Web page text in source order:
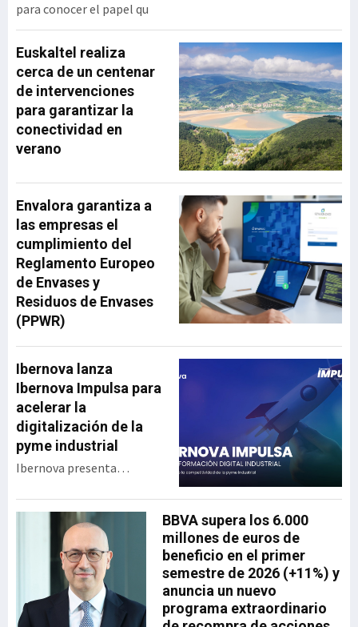
BBVA supera los 6.000
millones de euros de
beneficio en el primer
semestre de 2026 (+11%) y
anuncia un nuevo
programa extraordinario
para conocer el papel qu
Euskaltel realiza
cerca de un centenar
de intervenciones
para garantizar la
conectividad en
verano
Envalora garantiza a
las empresas el
cumplimiento del
Reglamento Europeo
de Envases y
Residuos de Envases
(PPWR)
Ibernova lanza
Ibernova Impulsa para
acelerar la
digitalización de la
pyme industrial
Ibernova presenta
programa de apoyo a la
transformación digital
industrial diseñado para
acercar tecnología real a
las pymes con menor
capacidad de inversión y
acompañarlas en un